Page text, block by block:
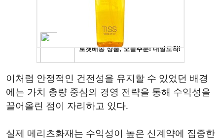
이처럼 안정적인 건전성을 유지할 수 있었던 배경
에는 가치 총량 중심의 경영 전략을 통해 수익성을
끌어올린 점이 자리하고 있다.
실제 메리츠화재는 수익성이 높은 신계약에 집중한